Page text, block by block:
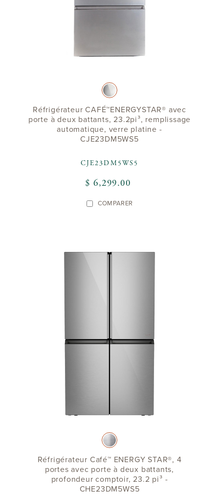
Réfrigérateur CAFÉ™ENERGYSTAR® avec
porte à deux battants, 23.2pi³, remplissage
automatique, verre platine -
CJE23DM5WS5
CJE23DM5WS5
$ 6,299.00
COMPARER
Réfrigérateur Café™ ENERGY STAR®, 4
portes avec porte à deux battants,
profondeur comptoir, 23.2 pi³ -
CHE23DM5WS5